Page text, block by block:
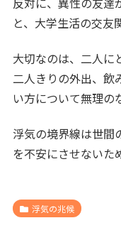
と、大学生活の交友
大切なのは、二人に
二人きりの外出、飲
い方について無理の
浮気の境界線は世間
を不安にさせないた
浮気の兆候